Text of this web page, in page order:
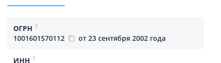
ОГРН ?
1001601570112 от 23 сентября 2002 года
ИНН ?